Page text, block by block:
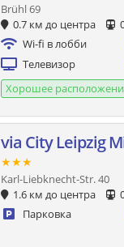
Brühl 69
0.7 км до центра
Wi-fi в лобби
Телевизор
Хорошее
via City Leipzig
★★★
Karl-Liebknecht-Str. 40
1.6 км до центра
Парковка